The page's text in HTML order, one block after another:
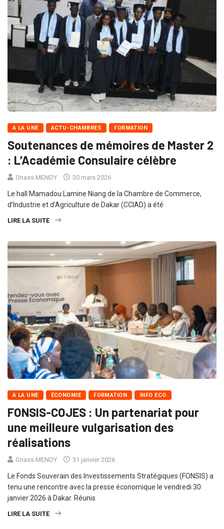
A LA UNE ACTU-CHAMBRES FORMATION
Soutenances de mémoires de Master 2
: L’Académie Consulaire célèbre
Onass MENDY 30 mars 2026
Le hall Mamadou Lamine Niang de la Chambre de Commerce,
d’Industrie et d’Agriculture de Dakar (CCIAD) a été
LIRE LA SUITE
A LA UNE ÉCONOMIE FORMATION INFO ECO
FONSIS-COJES : Un partenariat pour
une meilleure vulgarisation des
réalisations
Onass MENDY 31 janvier 2026
Le Fonds Souverain des Investissements Stratégiques (FONSIS) a
tenu une rencontre avec la presse économique le vendredi 30
janvier 2026 à Dakar. Réunis
LIRE LA SUITE